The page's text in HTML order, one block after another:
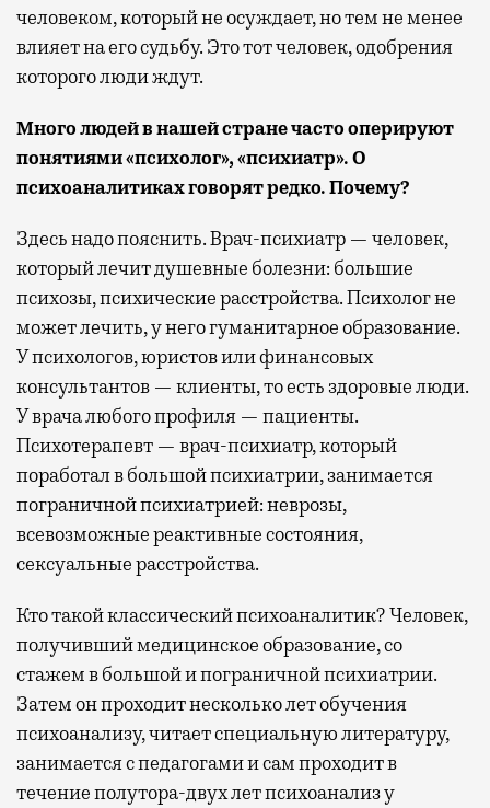
человеком, который не осуждает, но тем не менее
влияет на его судьбу. Это тот человек, одобрения
которого люди ждут.
Много людей в нашей стране часто оперируют
понятиями «психолог», «психиатр». О
психоаналитиках говорят редко. Почему?
Здесь надо пояснить. Врач-психиатр — человек,
который лечит душевные болезни: большие
психозы, психические расстройства. Психолог не
может лечить, у него гуманитарное образование.
У психологов, юристов или финансовых
консультантов — клиенты, то есть здоровые люди.
У врача любого профиля — пациенты.
Психотерапевт — врач-психиатр, который
поработал в большой психиатрии, занимается
пограничной психиатрией: неврозы,
всевозможные реактивные состояния,
сексуальные расстройства.
Кто такой классический психоаналитик? Человек,
получивший медицинское образование, со
стажем в большой и пограничной психиатрии.
Затем он проходит несколько лет обучения
психоанализу, читает специальную литературу,
занимается с педагогами и сам проходит в
течение полутора-двух лет психоанализ у